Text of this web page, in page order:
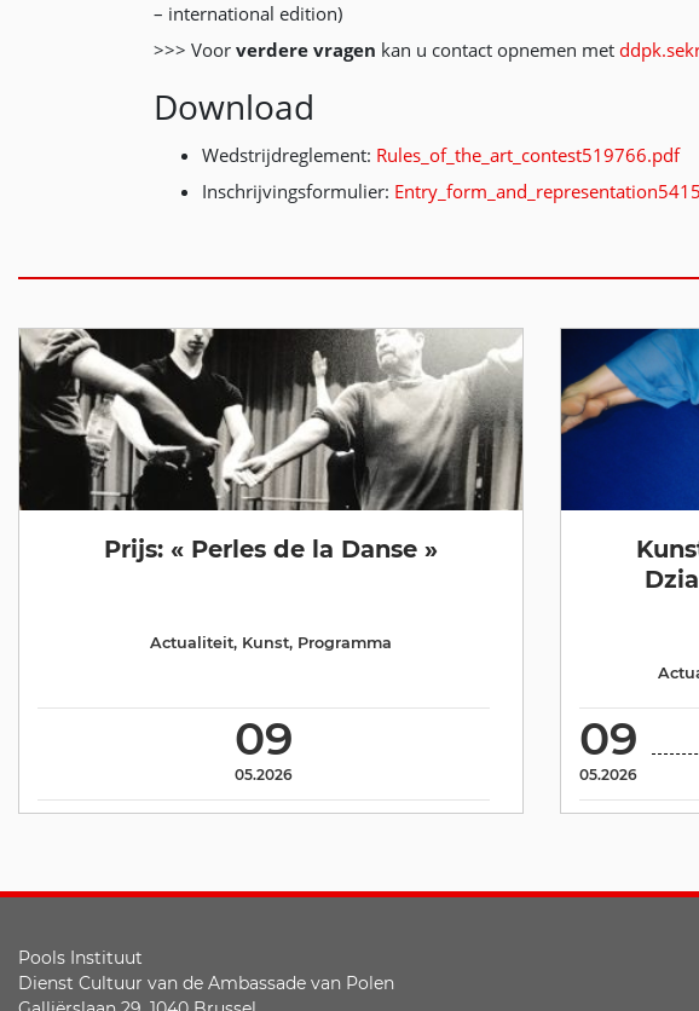
– international edition)
>>> Voor verdere vragen kan u contact opnemen met
Download
Wedstrijdreglement: Rules_of_the_art_contest519766.pdf
Inschrijvingsformulier:
Prijs: « Perles de la Danse »
09
05.2026
Actualiteit, Kunst, Programma
09
05.2026
Pools Instituut
Dienst Cultuur van de Ambassade van Polen